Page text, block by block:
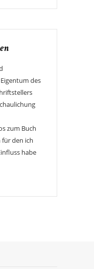
des
zum Buch
für den ich
habe